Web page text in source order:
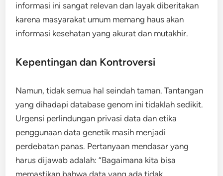
informasi ini sangat relevan dan layak diberitakan
karena masyarakat umum memang haus akan
informasi kesehatan yang akurat dan mutakhir.
Kepentingan dan Kontroversi
Namun, tidak semua hal seindah taman. Tantangan
yang dihadapi database genom ini tidaklah sedikit.
Urgensi perlindungan privasi data dan etika
penggunaan data genetik masih menjadi
perdebatan panas. Pertanyaan mendasar yang
harus dijawab adalah: “Bagaimana kita bisa
memastikan bahwa data yang ada tidak